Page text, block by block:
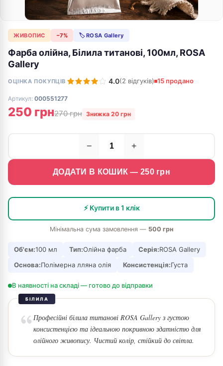
ЖИВОПИС −7% 🏷 ROSA Gallery
Фарба олійна, Білила титанові, 100мл, ROSA
Gallery
ОЦІНКА ПОКУПЦІВ 4.0(2 відгуків) 15 продано
Артикул: 000551277
250 грн270 грн Знижка 20 грн
− +
ДОДАТИ В КОШИК — 250грн
⚡ Купити в 1 клік
Мінімальна сума замовлення — 500 грн
Об'єм:100 мл Тип:Олійна фарба Серія:ROSA Gallery
Основа:Полімерна лляна олія Консистенція:Густа
В наявності на складі — готово до відправки
БІЛИЛА
Професійні білила титанові ROSA Gallery з густою
консистенцією та ідеальною покривною здатністю для
олійного живопису. Чистий колір, стійкий до світла.